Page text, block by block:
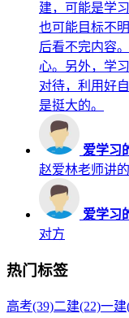
建，可能是学
也可能目标不
后看不完内容
心。另外，学
对待，利用好
是挺大的。
爱学习
赵爱林老师讲
爱学习
对方
热门标签
高考(39)二建(22)一建